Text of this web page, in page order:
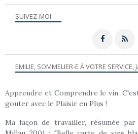
SUIVEZ-MOI
EMILIE, SOMMELIER-E À VOTRE SERVICE,
Apprendre et Comprendre le vin,
gouter avec le Plaisir en Plus !
Ma façon de travailler, résumée